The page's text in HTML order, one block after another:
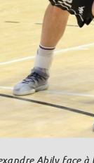
Abily face à